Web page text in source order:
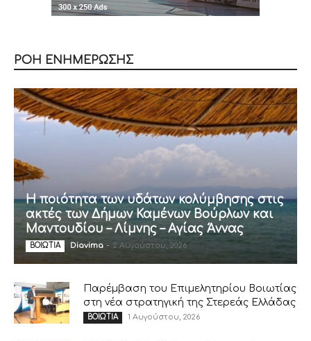
ΡΟΗ ΕΝΗΜΕΡΩΣΗΣ
Η ποιότητα των υδάτων κολύμβησης στις
ακτές των Δήμων Καμένων Βούρλων και
Μαντουδίου – Λίμνης – Αγίας Άννας
ΒΟΙΩΤΙΑ Diavima - 2 Αυγούστου, 2026
Παρέμβαση του Επιμελητηρίου Βοιωτίας
στη νέα στρατηγική της Στερεάς Ελλάδας
ΒΟΙΩΤΙΑ 1 Αυγούστου, 2026